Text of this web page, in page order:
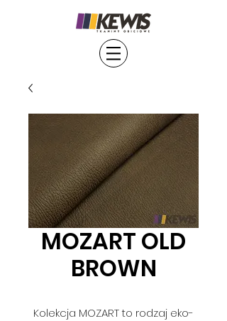
MOZART OLD
BROWN
Kolekcja MOZART to rodzaj eko-